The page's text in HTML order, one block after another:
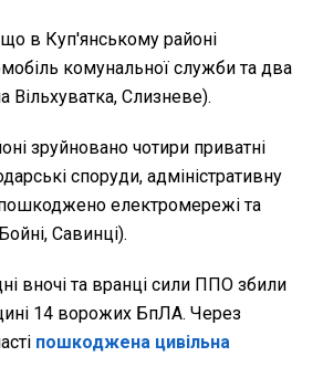
в Куп'янському районі
комунальної служби та два
Вільхуватка, Слизневе).
зруйновано чотири приватні
споруди, адміністративну
електромережі та
Савинці).
вночі та вранці сили ППО збили
14 ворожих БпЛА. Через
пошкоджена цивільна